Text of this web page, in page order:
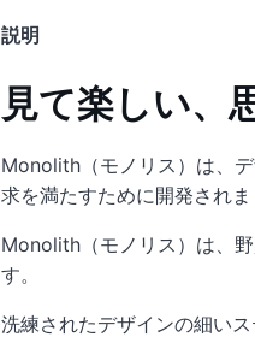
説明
見て楽しい、
Monolith（モノリス）は、
求を満たすために開発されま
Monolith（モノリス）は、
す。
洗練されたデザインの細い